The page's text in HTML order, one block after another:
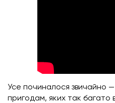
Усе починалося звичайно
пригодам, яких так багато